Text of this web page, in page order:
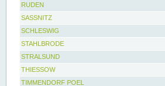
RUDEN
SASSNITZ
SCHLESWIG
STAHLBRODE
STRALSUND
THIESSOW
TIMMENDORF POEL